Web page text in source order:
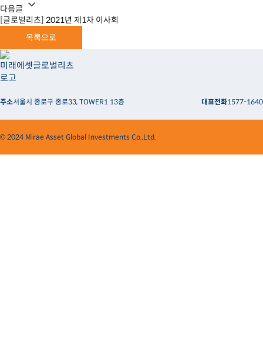
다음글
[글로벌리츠] 2021년 제1차 이사회
목록으로
주소서울시 종로구 종로33, TOWER1 13층 대표전화1577-1640
© 2024 Mirae Asset Global Investments Co.,Ltd.